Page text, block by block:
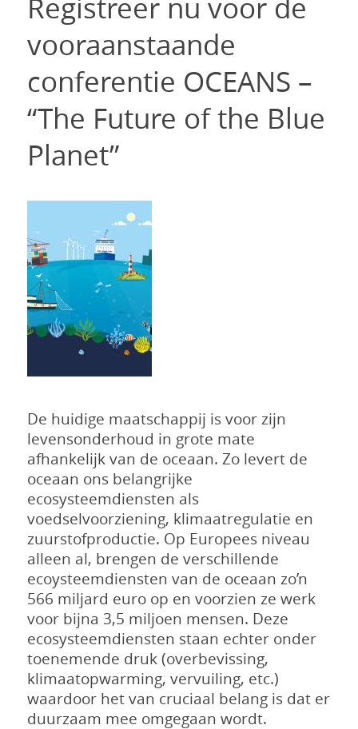
Registreer nu voor de
vooraanstaande
conferentie OCEANS –
“The Future of the Blue
Planet”
De huidige maatschappij is voor zijn
levensonderhoud in grote mate
afhankelijk van de oceaan. Zo levert de
oceaan ons belangrijke
ecosysteemdiensten als
voedselvoorziening, klimaatregulatie en
zuurstofproductie. Op Europees niveau
alleen al, brengen de verschillende
ecoysteemdiensten van de oceaan zo’n
566 miljard euro op en voorzien ze werk
voor bijna 3,5 miljoen mensen. Deze
ecosysteemdiensten staan echter onder
toenemende druk (overbevissing,
klimaatopwarming, vervuiling, etc.)
waardoor het van cruciaal belang is dat er
duurzaam mee omgegaan wordt.